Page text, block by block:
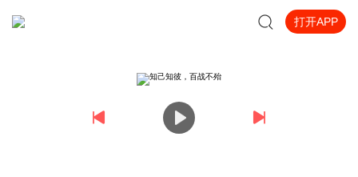
打开APP